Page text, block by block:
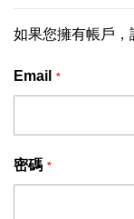
如果您擁有帳戶，
Email
密碼